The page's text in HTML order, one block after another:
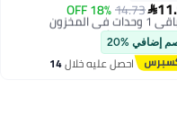

14.73
18% OFF 1 وحدات في المخزون
تم بيع +150 مؤخرًا
سعر في 30 يوم
إضافي %20
احصل عليه خلال14